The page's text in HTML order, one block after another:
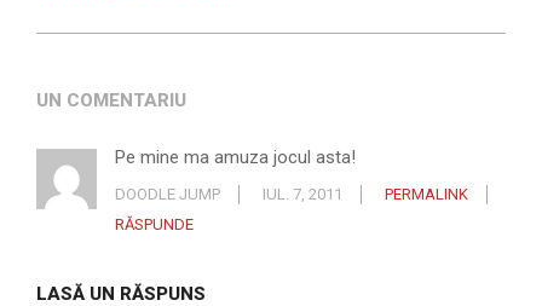
UN COMENTARIU
Pe mine ma amuza jocul asta!
DOODLE JUMP IUL. 7, 2011
PERMALINK
RĂSPUNDE
LASĂ UN RĂSPUNS